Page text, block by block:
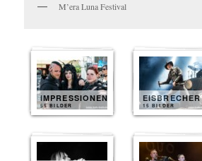
M’era Luna Festival
IMPRESSIONEN
55 BILDER
EISBRECHER
15 BILDER